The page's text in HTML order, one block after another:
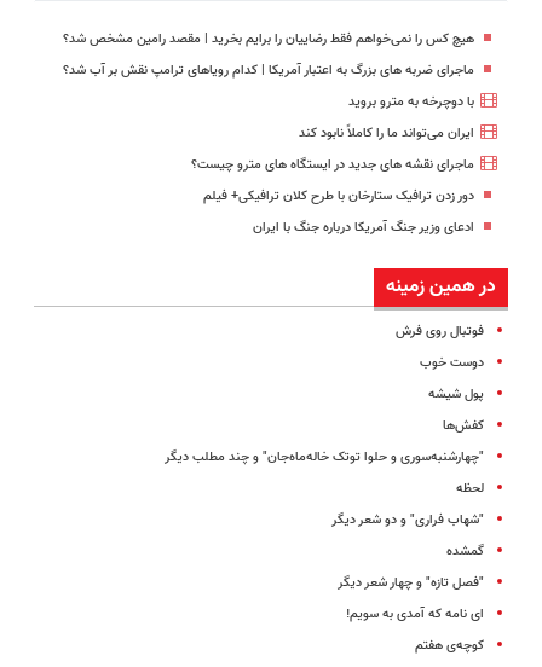
هیچ کس را نمی‌خواهم فقط رضاییان را برایم بخرید | مقصد رامین مشخص شد؟
ماجرای ضربه های بزرگ به اعتبار آمریکا | کدام رویاهای ترامپ نقش بر آب شد؟
با دوچرخه به مترو بروید
ایران می‌تواند ما را کاملاً نابود کند
ماجرای نقشه های جدید در ایستگاه های مترو چیست؟
دور زدن ترافیک ستارخان با طرح کلان ترافیکی+ فیلم
ادعای وزیر جنگ آمریکا درباره جنگ با ایران
در همین زمینه
فوتبال روی فرش
دوست خوب
پول شیشه
کفش‌ها
"چهارشنبه‌سوری و حلوا توتک خاله‌ماه‌جان" و چند مطلب دیگر
لحظه
"شهاب فراری" و دو شعر دیگر
گمشده
"فصل تازه" و چهار شعر دیگر
ای نامه که آمدی به سویم!
کوچه‌ی هفتم